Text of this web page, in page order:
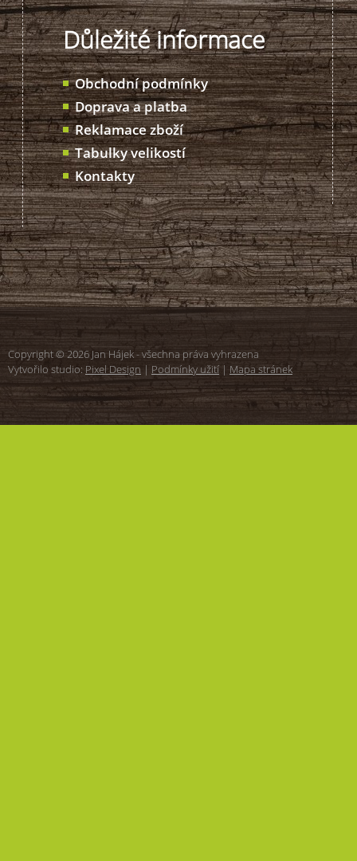
Důležité informace
Obchodní podmínky
Doprava a platba
Reklamace zboží
Tabulky velikostí
Kontakty
Copyright © 2026 Jan Hájek - všechna práva vyhrazena
Vytvořilo studio: Pixel Design | Podmínky užití | Mapa stránek